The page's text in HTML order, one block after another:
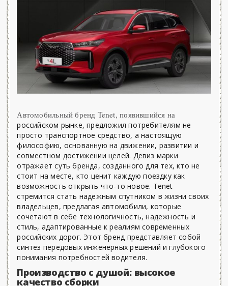
Автомобильный бренд Tenet, появившийся на
российском рынке, предложил потребителям не
просто транспортное средство, а настоящую
философию, основанную на движении, развитии и
совместном достижении целей. Девиз марки
отражает суть бренда, созданного для тех, кто не
стоит на месте, кто ценит каждую поездку как
возможность открыть что-то новое. Tenet
стремится стать надежным спутником в жизни своих
владельцев, предлагая автомобили, которые
сочетают в себе технологичность, надежность и
стиль, адаптированные к реалиям современных
российских дорог. Этот бренд представляет собой
синтез передовых инженерных решений и глубокого
понимания потребностей водителя.
Производство с душой: высокое
качество сборки